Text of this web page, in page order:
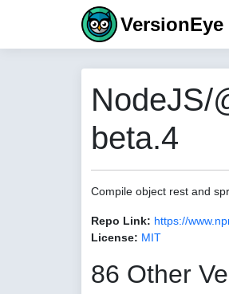
VersionEye
NodeJS/
beta.4
Compile object rest and
Repo Link: https://
License: MIT
86 Other